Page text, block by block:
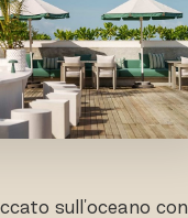
sull'oceano con